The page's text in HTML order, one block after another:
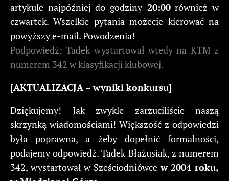
artykule najpóźniej do godziny20:00również w
czwartek. Wszelkie pytania możecie kierować na
powyższy e-mail. Powodzenia!
Podpowiedź: Tadek wystartował wtedy na KTM z
numerem 342 w klasyfikacji klubowej.
[AKTUALIZACJA – wyniki konkursu]
Dziękujemy! Jak zwykle zarzuciliście naszą
skrzynką wiadomościami! Większość z odpowiedzi
była poprawna, a żeby dopełnić formalności,
podajemy odpowiedź. Tadek Błażusiak, z numerem
342, wystartował w Sześciodniówcew 2004 roku,